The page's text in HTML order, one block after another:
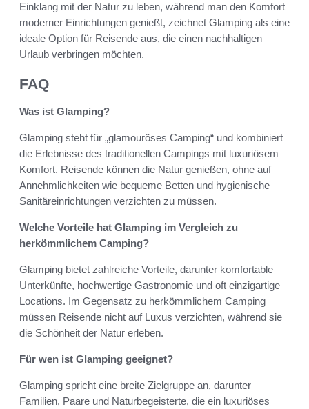
Einklang mit der Natur zu leben, während man den Komfort
moderner Einrichtungen genießt, zeichnet Glamping als eine
ideale Option für Reisende aus, die einen nachhaltigen
Urlaub verbringen möchten.
FAQ
Was ist Glamping?
Glamping steht für „glamouröses Camping“ und kombiniert
die Erlebnisse des traditionellen Campings mit luxuriösem
Komfort. Reisende können die Natur genießen, ohne auf
Annehmlichkeiten wie bequeme Betten und hygienische
Sanitäreinrichtungen verzichten zu müssen.
Welche Vorteile hat Glamping im Vergleich zu
herkömmlichem Camping?
Glamping bietet zahlreiche Vorteile, darunter komfortable
Unterkünfte, hochwertige Gastronomie und oft einzigartige
Locations. Im Gegensatz zu herkömmlichem Camping
müssen Reisende nicht auf Luxus verzichten, während sie
die Schönheit der Natur erleben.
Für wen ist Glamping geeignet?
Glamping spricht eine breite Zielgruppe an, darunter
Familien, Paare und Naturbegeisterte, die ein luxuriöses